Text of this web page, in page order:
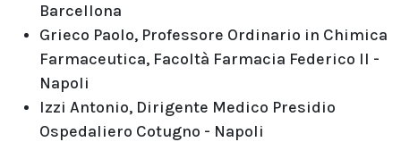
Barcellona
Grieco Paolo, Professore Ordinario in Chimica
Farmaceutica, Facoltà Farmacia Federico II -
Napoli
Izzi Antonio, Dirigente Medico Presidio
Ospedaliero Cotugno - Napoli